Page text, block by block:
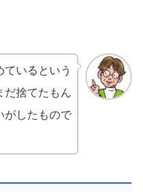
いるという
だ捨てたもん
がしたもので